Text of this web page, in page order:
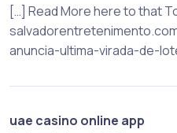
[…] Read More here to that
anuncia-ultima-virada-de-
uae casino online app